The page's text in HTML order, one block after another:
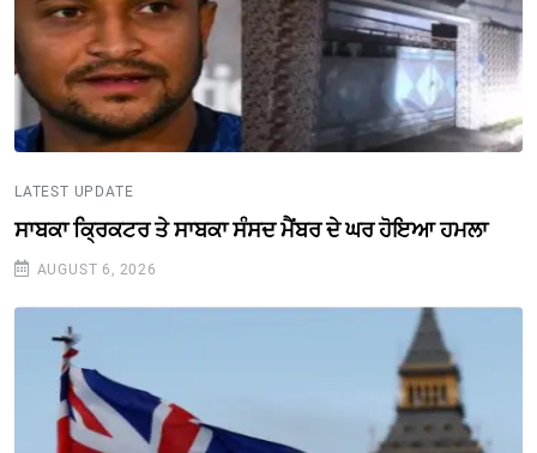
LATEST UPDATE
ਸਾਬਕਾ ਕ੍ਰਿਕਟਰ ਤੇ ਸਾਬਕਾ ਸੰਸਦ ਮੈਂਬਰ ਦੇ ਘਰ ਹੋਇਆ ਹਮਲਾ
AUGUST 6, 2026